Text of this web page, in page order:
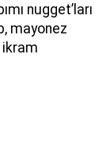
nugget’ları
mayonez
ikram